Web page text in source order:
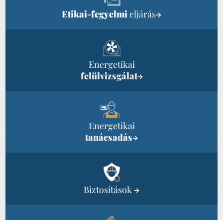
Etikai-fegyelmi eljárás→
Energetikai
felülvizsgálat→
Energetikai
tanácsadás→
Biztosítások→